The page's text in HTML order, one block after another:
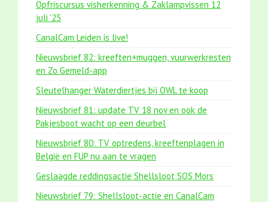
Opfriscursus visherkenning & Zaklampvissen 12
juli '25
CanalCam Leiden is live!
Nieuwsbrief 82: kreeften+muggen, vuurwerkresten
en Zo Gemeld-app
Sleutelhanger Waterdiertjes bij OWL te koop
Nieuwsbrief 81: update TV 18 nov en ook de
Pakjesboot wacht op een deurbel
Nieuwsbrief 80: TV optredens, kreeftenplagen in
België en FUP nu aan te vragen
Geslaagde reddingsactie Shellsloot SOS Mors
Nieuwsbrief 79: Shellsloot-actie en CanalCam